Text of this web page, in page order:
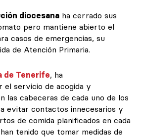
diocesana ha cerrado sus
pero mantiene abierto el
casos de emergencias, su
de Atención Primaria.
de Tenerife, ha
el servicio de acogida y
las cabeceras de cada uno de los
evitar contactos innecesarios y
de comida planificados en cada
tenido que tomar medidas de